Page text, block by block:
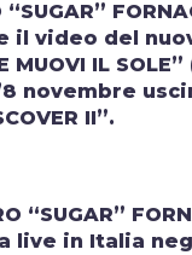
“SUGAR”
il video del
MUOVI IL
novembre
II”.
“SUGAR”
live in Italia